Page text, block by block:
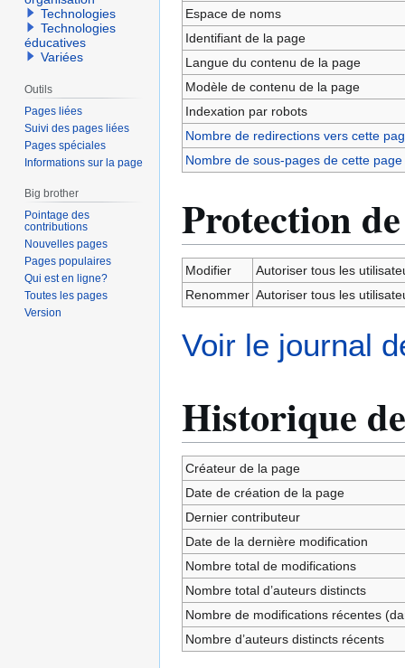
Espace de noms
Identifiant de la page
Langue du contenu de la page
Modèle de contenu de la page
Indexation par robots
Nombre de redirections vers cette
Nombre de sous-pages de cette page
Protection
Modifier
Autoriser tous les
Renommer Autoriser tous les
Voir le journal
Historique
Créateur de la page
Date de création de la page
Dernier contributeur
Date de la dernière modification
Nombre total de modifications
Nombre total d’auteurs distincts
Nombre de modifications récentes
Nombre d’auteurs distincts récents
Technologies
Technologies
éducatives
Variées
Outils
Pages liées
Suivi des pages liées
Pages spéciales
Informations sur la page
Big brother
Pointage des
contributions
Nouvelles pages
Pages populaires
Qui est en ligne?
Toutes les pages
Version